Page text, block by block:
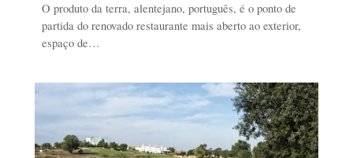
O produto da terra, alentejano, português, é o ponto de
partida do renovado restaurante mais aberto ao exterior,
espaço de…